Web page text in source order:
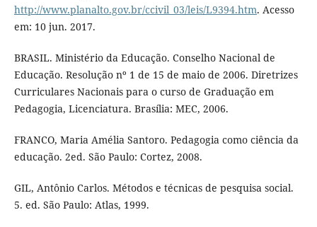
http://www.planalto.gov.br/ccivil_03/leis/L9394.htm. Acesso
em: 10 jun. 2017.
BRASIL. Ministério da Educação. Conselho Nacional de
Educação. Resolução nº 1 de 15 de maio de 2006. Diretrizes
Curriculares Nacionais para o curso de Graduação em
Pedagogia, Licenciatura. Brasília: MEC, 2006.
FRANCO, Maria Amélia Santoro. Pedagogia como ciência da
educação. 2ed. São Paulo: Cortez, 2008.
GIL, Antônio Carlos. Métodos e técnicas de pesquisa social.
5. ed. São Paulo: Atlas, 1999.